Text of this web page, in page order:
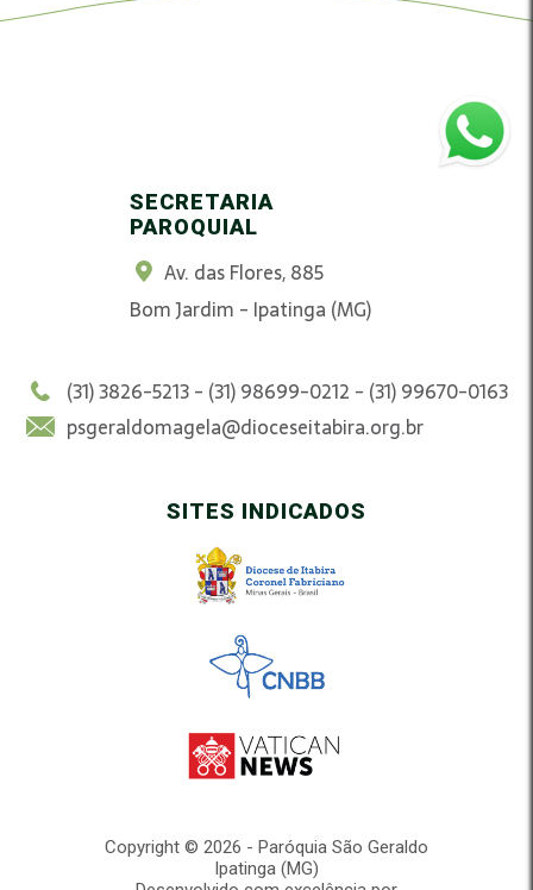
SECRETARIA
PAROQUIAL
Av. das Flores, 885
Bom Jardim - Ipatinga (MG)
(31) 3826-5213 - (31) 98699-0212 - (31) 99670-0163
psgeraldomagela@dioceseitabira.org.br
SITES INDICADOS
Copyright © 2026 - Paróquia São Geraldo
Ipatinga (MG)